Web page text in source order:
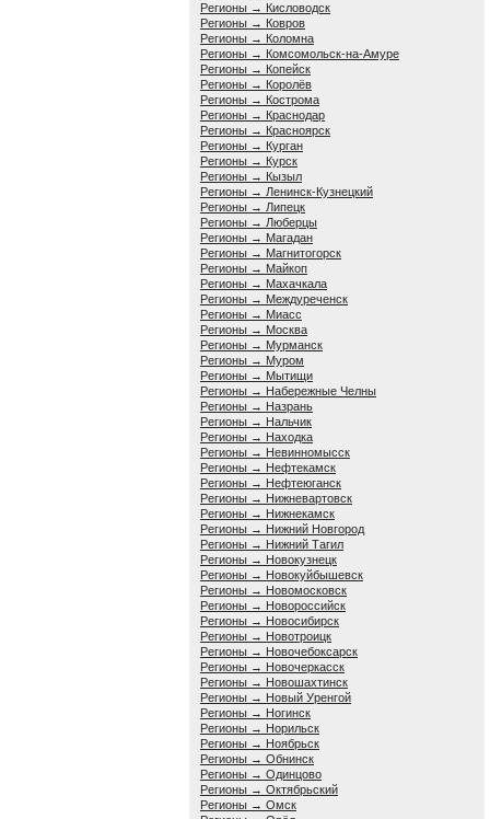
Регионы → Кисловодск
Регионы → Ковров
Регионы → Коломна
Регионы → Комсомольск-на-Амуре
Регионы → Копейск
Регионы → Королёв
Регионы → Кострома
Регионы → Краснодар
Регионы → Красноярск
Регионы → Курган
Регионы → Курск
Регионы → Кызыл
Регионы → Ленинск-Кузнецкий
Регионы → Липецк
Регионы → Люберцы
Регионы → Магадан
Регионы → Магнитогорск
Регионы → Майкоп
Регионы → Махачкала
Регионы → Междуреченск
Регионы → Миасс
Регионы → Москва
Регионы → Мурманск
Регионы → Муром
Регионы → Мытищи
Регионы → Набережные Челны
Регионы → Назрань
Регионы → Нальчик
Регионы → Находка
Регионы → Невинномысск
Регионы → Нефтекамск
Регионы → Нефтеюганск
Регионы → Нижневартовск
Регионы → Нижнекамск
Регионы → Нижний Новгород
Регионы → Нижний Тагил
Регионы → Новокузнецк
Регионы → Новокуйбышевск
Регионы → Новомосковск
Регионы → Новороссийск
Регионы → Новосибирск
Регионы → Новотроицк
Регионы → Новочебоксарск
Регионы → Новочеркасск
Регионы → Новошахтинск
Регионы → Новый Уренгой
Регионы → Ногинск
Регионы → Норильск
Регионы → Ноябрьск
Регионы → Обнинск
Регионы → Одинцово
Регионы → Октябрьский
Регионы → Омск